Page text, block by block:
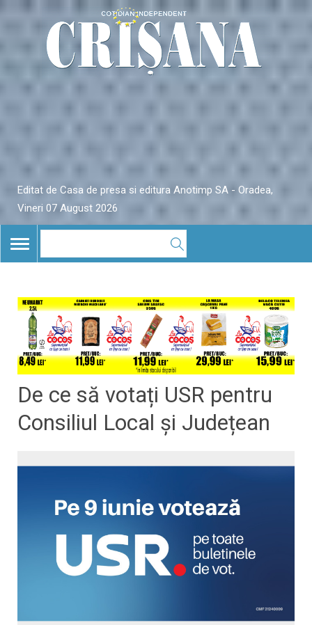
Editat de Casa de presa si editura Anotimp SA - Oradea,
Vineri 07 August 2026
TOGGLE
NAVIGATION
De ce să votați USR pentru
Consiliul Local și Județean